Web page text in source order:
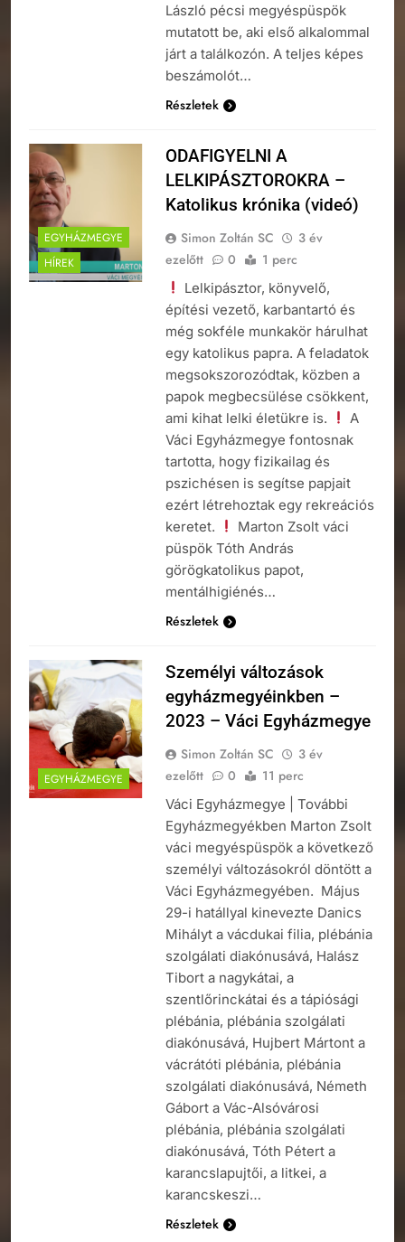
László pécsi megyéspüspök
mutatott be, aki első alkalommal
járt a találkozón. A teljes képes
beszámolót…
Részletek
EGYHÁZMEGYE
HÍREK
ODAFIGYELNI A
LELKIPÁSZTOROKRA –
Katolikus krónika (videó)
Simon Zoltán SC
3 év
ezelőtt
0 1 perc
Lelkipásztor, könyvelő,
építési vezető, karbantartó és
még sokféle munkakör hárulhat
egy katolikus papra. A feladatok
megsokszorozódtak, közben a
papok megbecsülése csökkent,
ami kihat lelki életükre is.
A
Váci Egyházmegye fontosnak
tartotta, hogy fizikailag és
pszichésen is segítse papjait
ezért létrehoztak egy rekreációs
keretet.
Marton Zsolt váci
püspök Tóth András
görögkatolikus papot,
mentálhigiénés…
Részletek
EGYHÁZMEGYE
Személyi változások
egyházmegyéinkben –
2023 – Váci Egyházmegye
Simon Zoltán SC
3 év
ezelőtt
0 11 perc
Váci Egyházmegye | További
Egyházmegyékben Marton Zsolt
váci megyéspüspök a következő
személyi változásokról döntött a
Váci Egyházmegyében. Május
29-i hatállyal kinevezte Danics
Mihályt a vácdukai filia, plébánia
szolgálati diakónusává, Halász
Tibort a nagykátai, a
szentlőrinckátai és a tápiósági
plébánia, plébánia szolgálati
diakónusává, Hujbert Mártont a
vácrátóti plébánia, plébánia
szolgálati diakónusává, Németh
Gábort a Vác-Alsóvárosi
plébánia, plébánia szolgálati
diakónusává, Tóth Pétert a
karancslapujtői, a litkei, a
karancskeszi…
Részletek